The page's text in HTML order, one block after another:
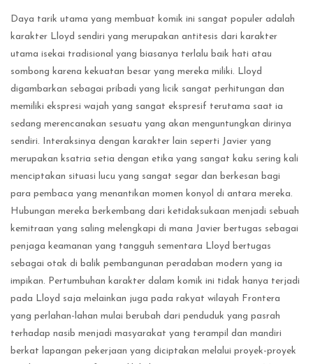
Daya tarik utama yang membuat komik ini sangat populer adalah
karakter Lloyd sendiri yang merupakan antitesis dari karakter
utama isekai tradisional yang biasanya terlalu baik hati atau
sombong karena kekuatan besar yang mereka miliki. Lloyd
digambarkan sebagai pribadi yang licik sangat perhitungan dan
memiliki ekspresi wajah yang sangat ekspresif terutama saat ia
sedang merencanakan sesuatu yang akan menguntungkan dirinya
sendiri. Interaksinya dengan karakter lain seperti Javier yang
merupakan ksatria setia dengan etika yang sangat kaku sering kali
menciptakan situasi lucu yang sangat segar dan berkesan bagi
para pembaca yang menantikan momen konyol di antara mereka.
Hubungan mereka berkembang dari ketidaksukaan menjadi sebuah
kemitraan yang saling melengkapi di mana Javier bertugas sebagai
penjaga keamanan yang tangguh sementara Lloyd bertugas
sebagai otak di balik pembangunan peradaban modern yang ia
impikan. Pertumbuhan karakter dalam komik ini tidak hanya terjadi
pada Lloyd saja melainkan juga pada rakyat wilayah Frontera
yang perlahan-lahan mulai berubah dari penduduk yang pasrah
terhadap nasib menjadi masyarakat yang terampil dan mandiri
berkat lapangan pekerjaan yang diciptakan melalui proyek-proyek